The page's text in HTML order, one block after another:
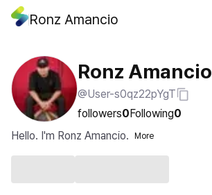
Ronz Amancio
Ronz Amancio
@User-s0qz22pYgT
followers0Following0
Hello. I'm Ronz Amancio.
More